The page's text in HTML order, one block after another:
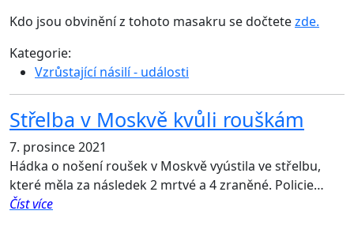
Kdo jsou obvinění z tohoto masakru se dočtetezde.
Kategorie:
Vzrůstající násilí - události
Střelba v Moskvě kvůli rouškám
7. prosince 2021
Hádka o nošení roušek v Moskvě vyústila ve střelbu,
které měla za následek 2 mrtvé a 4 zraněné. Policie…
Číst více